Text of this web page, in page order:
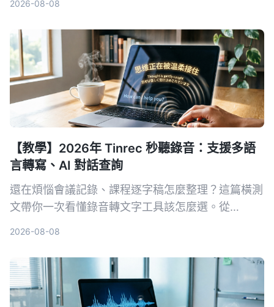
錄。
2026-08-08
【教學】2026年 Tinrec 秒聽錄音：支援多語
言轉寫、AI 對話查詢
還在煩惱會議記錄、課程逐字稿怎麼整理？這篇橫測
文帶你一次看懂錄音轉文字工具該怎麼選。從
與場景推薦，幫你找到最適合的解決方案。
2026-08-08